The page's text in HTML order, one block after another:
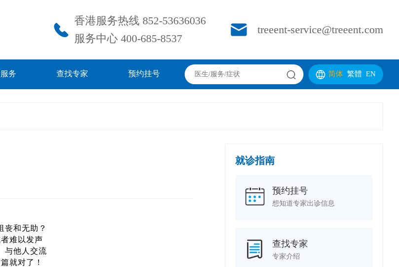
香港服务热线 852-53636036
服务中心 400-685-8537
treeent-service@treeent.com
务 查找专家 预约挂号 简体 繁體 EN
丧和无助？
难以发声
与他人交流
就对了！
就诊指南
预约挂号
想知道专家出诊信息
查找专家
专家介绍